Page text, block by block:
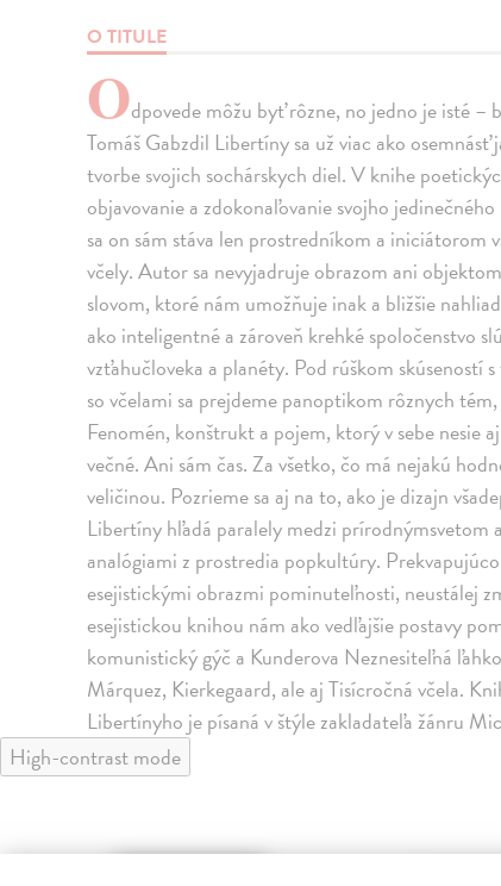
O TITULE
Odpovede môžu byť rôzne, no jedno je isté –
Tomáš Gabzdil Libertíny sa už viac ako
tvorbe svojich sochárskych diel. V knihe
objavovanie a zdokonaľovanie svojho
sa on sám stáva len prostredníkom a iniciátorom
včely. Autor sa nevyjadruje obrazom ani
slovom, ktoré nám umožňuje inak a bližšie
ako inteligentné a zároveň krehké spoločenstvo
vzťahučloveka a planéty. Pod rúškom skúseností
so včelami sa prejdeme panoptikom rôznych
Fenomén, konštrukt a pojem, ktorý v sebe
večné. Ani sám čas. Za všetko, čo má nejakú
veličinou. Pozrieme sa aj na to, ako je dizajn
Libertíny hľadá paralely medzi prírodnýmsvetom
analógiami z prostredia popkultúry.
esejistickými obrazmi pominuteľnosti, neustálej
esejistickou knihou nám ako vedľajšie postavy
komunistický gýč a Kunderova Neznesiteľná
Márquez, Kierkegaard, ale aj Tisícročná včela.
Libertínyho je písaná v štýle zakladateľa žánru
High-contrast mode